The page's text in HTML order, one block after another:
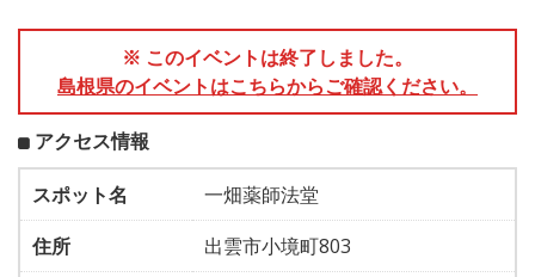
※ このイベントは終了しました。
島根県のイベントはこちらからご確認ください。
アクセス情報
スポット名
一畑薬師法堂
住所
出雲市小境町803